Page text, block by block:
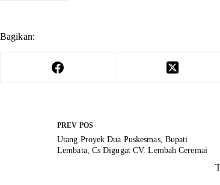
Bagikan:
PREV POS
Utang Proyek Dua Puskesmas, Bupati
Lembata, Cs Digugat CV. Lembah Ceremai